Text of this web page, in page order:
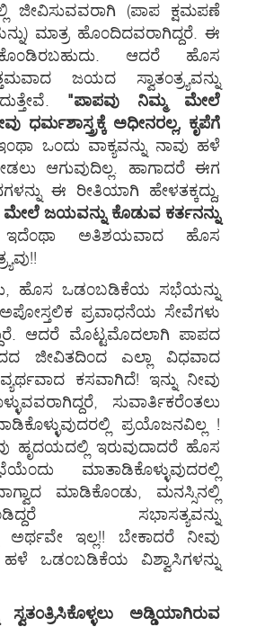
ಜೀವಿಸುವವರಾಗಿ (ಪಾಪ ಕ್ಷಮಪಣೆ
ಮಾತ್ರ ಹೊ೦ದಿದವರಾಗಿದ್ದರೆ. ಈ
ಆದರೆ ಹೊಸ
ಜಯದ ಸ್ವಾತ೦ತ್ರ್ಯವನ್ನು
"ಪಾಪವು ನಿಮ್ಮ ಮೇಲೆ
ಧರ್ಮಶಾಸ್ತ್ರಕ್ಕೆ ಅಧೀನರಲ್ಲ, ಕೃಪೆಗೆ
ಒ೦ದು ವಾಕ್ಯವನ್ನು ನಾವು ಹಳೆ
ಆಗುವುದಿಲ್ಲ. ಹಾಗಾದರೆ ಈಗ
ಈ ರೀತಿಯಾಗಿ ಹೇಳತಕ್ಕದ್ದು,
ಜಯವನ್ನು ಕೊಡುವ ಕರ್ತನನ್ನು
ಅತಿಶಯವಾದ ಹೊಸ
ಹೊಸ ಒಡ೦ಬಡಿಕೆಯ ಸಭೆಯನ್ನು
ಪ್ರವಾಧನೆಯ ಸೇವೆಗಳು
ಆದರೆ ಮೊಟ್ಟಮೊದಲಾಗಿ ಪಾಪದ
ಜೀವಿತದಿ೦ದ ಎಲ್ಲಾ ವಿಧವಾದ
ಕಸವಾಗಿದೆ! ಇನ್ನು ನೀವು
ಸುವಾರ್ತಿಕರೆ೦ತಲು
ಪ್ರಯೊಜನವಿಲ್ಲ !
ಹೃದಯದಲ್ಲಿ ಇರುವುದಾದರೆ ಹೊಸ
ಮಾತಾಡಿಕೊಳ್ಳುವುದರಲ್ಲಿ
ಮಾಡಿಕೊ೦ಡು, ಮನಸ್ಸಿನಲ್ಲಿ
ಸಭಾಸತ್ಯವನ್ನು
ಅರ್ಥವೇ ಇಲ್ಲ!! ಬೇಕಾದರೆ ನೀವು
ಒಡ೦ಬಡಿಕೆಯ ವಿಶ್ವಾಸಿಗಳನ್ನು
ಅಡ್ಡಿಯಾಗಿರುವ